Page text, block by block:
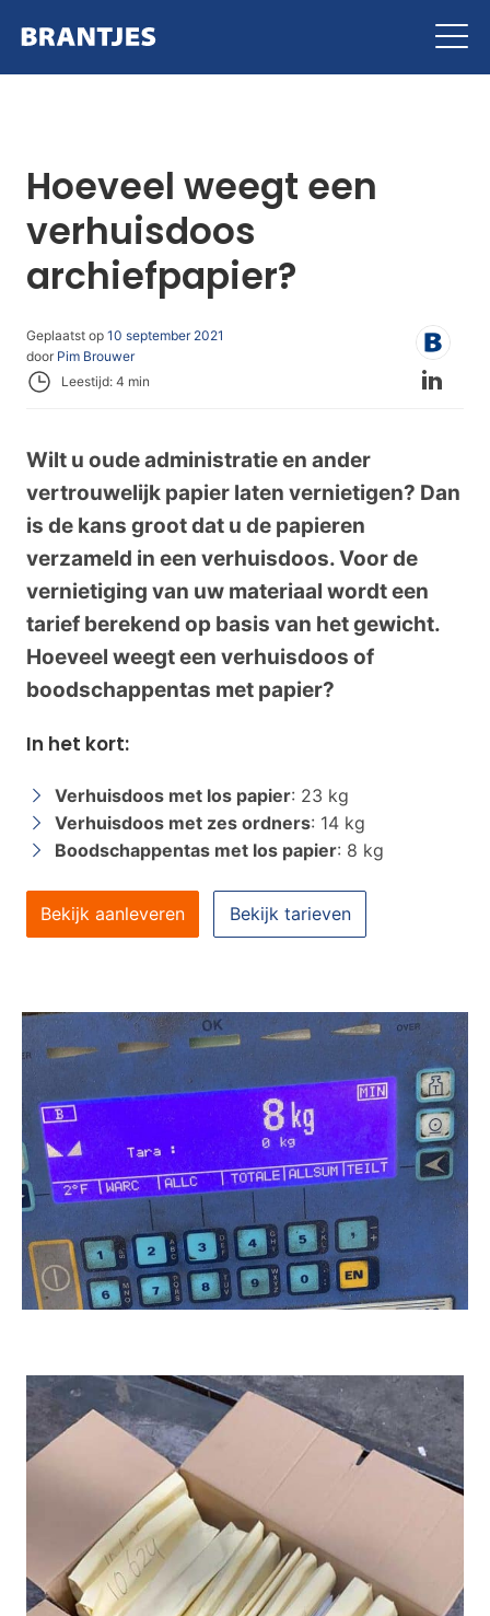
Hoeveel weegt een
verhuisdoos
archiefpapier?
Geplaatst op 10 september 2021
door Pim Brouwer
Leestijd: 4 min
Wilt u oude administratie en ander
vertrouwelijk papier laten vernietigen? Dan
is de kans groot dat u de papieren
verzameld in een verhuisdoos.Voor de
vernietiging van uw materiaal wordt een
tarief berekend op basis van het gewicht.
Hoeveel weegt een verhuisdoos of
boodschappentas met papier?
In het kort:
Verhuisdoos met los papier: 23 kg
Verhuisdoos met zes ordners: 14 kg
Boodschappentas met los papier: 8 kg
Bekijk aanleveren Bekijk tarieven